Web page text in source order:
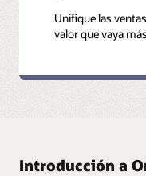
Unifique las
valor que vaya
Introducción a